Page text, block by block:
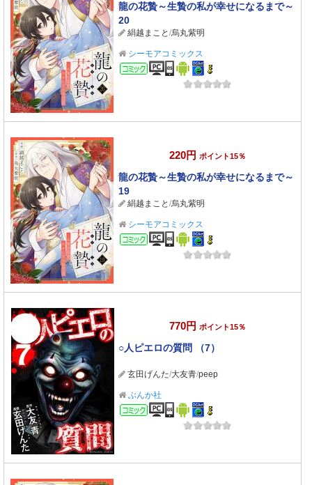
龍の花贄～生贄の私が幸せになるまで～
20
絹越まこと /烏丸紫明
シーモアコミックス
コミック
220円 ポイント15％
龍の花贄～生贄の私が幸せになるまで～
19
絹越まこと /烏丸紫明
シーモアコミックス
コミック
770円 ポイント15％
○人ピエロの質問 （7）
玄田げんた/大友青/peep
ぶんか社
コミック